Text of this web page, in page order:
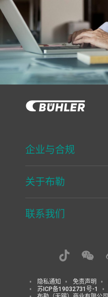
企业与合规
关于布勒
联系我们
隐私通知 免责声明
苏ICP备19032731号-1